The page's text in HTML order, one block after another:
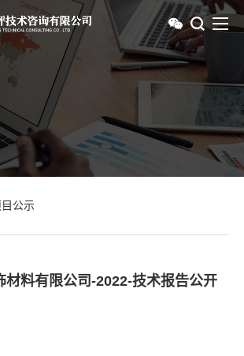
公示
材料有限公司-2022-技术报告公开